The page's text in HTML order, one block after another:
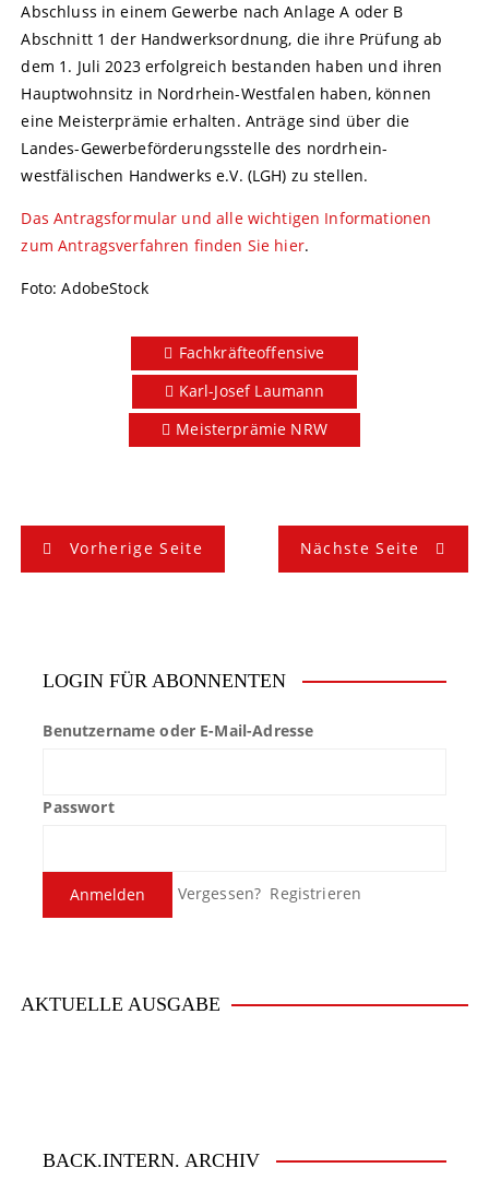
Abschluss in einem Gewerbe nach Anlage A oder B
Abschnitt 1 der Handwerksordnung, die ihre Prüfung ab
dem 1. Juli 2023 erfolgreich bestanden haben und ihren
Hauptwohnsitz in Nordrhein-Westfalen haben, können
eine Meisterprämie erhalten. Anträge sind über die
Landes-Gewerbeförderungsstelle des nordrhein-
westfälischen Handwerks e.V. (LGH) zu stellen.
Das Antragsformular und alle wichtigen Informationen
zum Antragsverfahren finden Sie hier.
Foto: AdobeStock
Fachkräfteoffensive
Karl-Josef Laumann
Meisterprämie NRW
i
Vorherige Seite Nächste Seite
LOGIN FÜR ABONNENTEN
Benutzername oder E-Mail-Adresse
Passwort
Vergessen? Registrieren
AKTUELLE AUSGABE
BACK.INTERN. ARCHIV